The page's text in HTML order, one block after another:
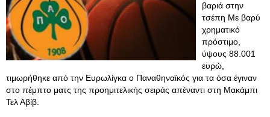
βαριά στην
τσέπη Με βαρύ
χρηματικό
πρόστιμο,
ύψους 88.001
ευρώ,
τιμωρήθηκε από την Ευρωλίγκα ο Παναθηναϊκός για τα όσα έγιναν
στο πέμπτο ματς της προημιτελικής σειράς απέναντι στη Μακάμπι
Τελ Αβίβ.